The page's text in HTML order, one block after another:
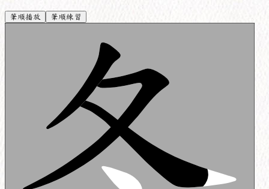
筆順播放 筆順練習